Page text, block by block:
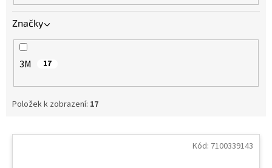
Značky
3M 17
Položek k zobrazení: 17
V
Kód: 7100339143